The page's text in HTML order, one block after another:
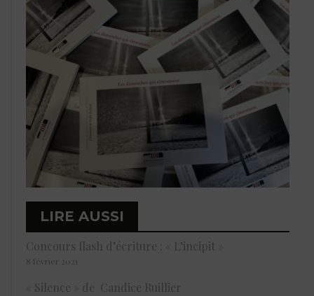
LIRE AUSSI
Concours flash d’écriture : « L’incipit »
8 février 2021
« Silence » de Candice Ruillier